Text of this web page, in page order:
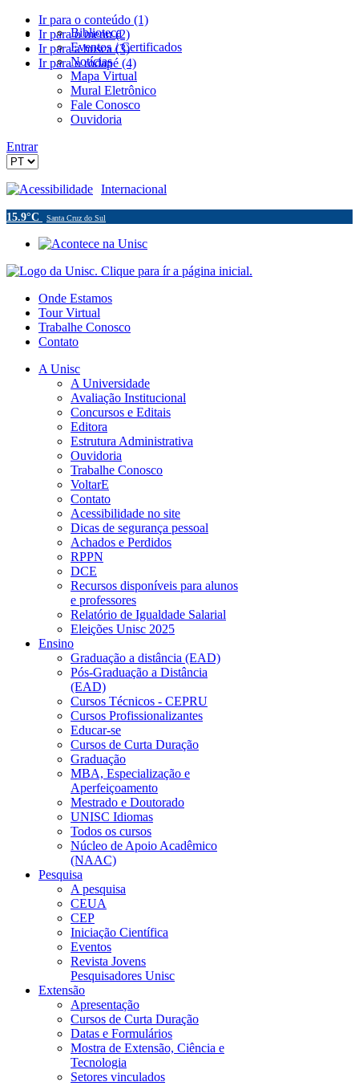
Ir para o conteúdo (1)
Ir para o menu (2)
Ir para a busca (3)
Ir para o rodapé (4)
Biblioteca
Eventos / Certificados
Notícias
Mapa Virtual
Mural Eletrônico
Fale Conosco
Ouvidoria
Entrar
Acessibilidade Internacional
15.9°C Santa Cruz do Sul
Onde Estamos
Tour Virtual
Trabalhe Conosco
Contato
A Unisc
A Universidade
Avaliação Institucional
Concursos e Editais
Editora
Estrutura Administrativa
Ouvidoria
Trabalhe Conosco
VoltarE
Contato
Acessibilidade no site
Dicas de segurança pessoal
Achados e Perdidos
RPPN
DCE
Recursos disponíveis para alunos
e professores
Relatório de Igualdade Salarial
Eleições Unisc 2025
Ensino
Graduação a distância (EAD)
Pós-Graduação a Distância
(EAD)
Cursos Técnicos - CEPRU
Cursos Profissionalizantes
Educar-se
Cursos de Curta Duração
Graduação
MBA, Especialização e
Aperfeiçoamento
Mestrado e Doutorado
UNISC Idiomas
Todos os cursos
Núcleo de Apoio Acadêmico
(NAAC)
Pesquisa
A pesquisa
CEUA
CEP
Iniciação Científica
Eventos
Revista Jovens
Pesquisadores Unisc
Extensão
Apresentação
Cursos de Curta Duração
Datas e Formulários
Mostra de Extensão, Ciência e
Tecnologia
Setores vinculados